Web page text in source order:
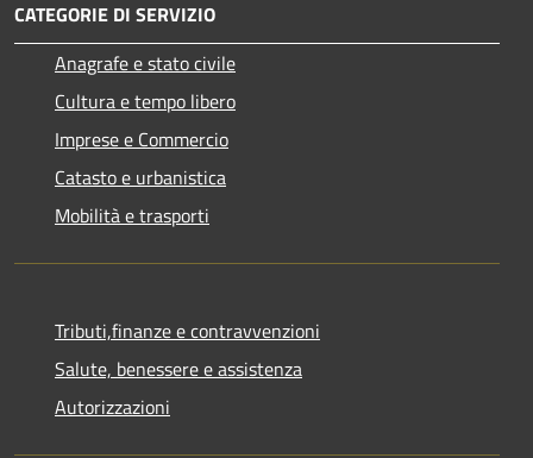
CATEGORIE DI SERVIZIO
Anagrafe e stato civile
Cultura e tempo libero
Imprese e Commercio
Catasto e urbanistica
Mobilità e trasporti
Tributi,finanze e contravvenzioni
Salute, benessere e assistenza
Autorizzazioni